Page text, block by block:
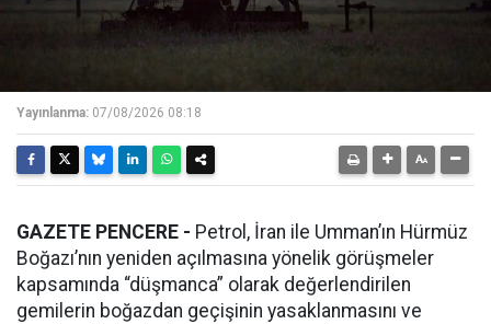
Yayınlanma: 07/08/2026 08:18
GAZETE PENCERE - Petrol, İran ile Umman’ın Hürmüz
Boğazı’nın yeniden açılmasına yönelik görüşmeler
kapsamında “düşmanca” olarak değerlendirilen
gemilerin boğazdan geçişinin yasaklanmasını ve